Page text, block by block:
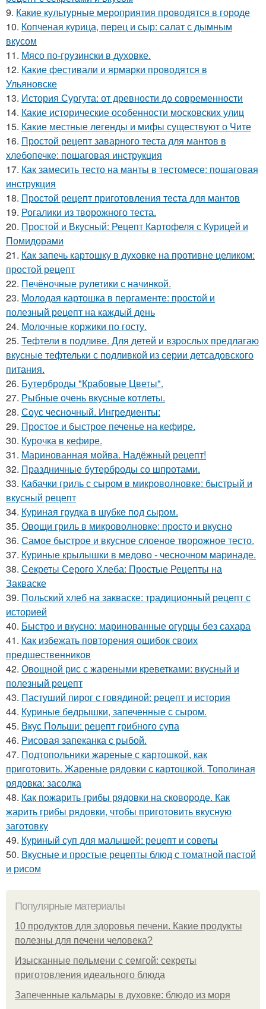
9. Какие культурные мероприятия проводятся в городе
10. Копченая курица, перец и сыр: салат с дымным
вкусом
11. Мясо по-грузински в духовке.
12. Какие фестивали и ярмарки проводятся в
Ульяновске
13. История Сургута: от древности до современности
14. Какие исторические особенности московских улиц
15. Какие местные легенды и мифы существуют о Чите
16. Простой рецепт заварного теста для мантов в
хлебопечке: пошаговая инструкция
17. Как замесить тесто на манты в тестомесе: пошаговая
инструкция
18. Простой рецепт приготовления теста для мантов
19. Рогалики из творожного теста.
20. Простой и Вкусный: Рецепт Картофеля с Курицей и
Помидорами
21. Как запечь картошку в духовке на противне целиком:
простой рецепт
22. Печёночные рулетики с начинкой.
23. Молодая картошка в пергаменте: простой и
полезный рецепт на каждый день
24. Молочные коржики по госту.
25. Тефтели в подливе. Для детей и взрослых предлагаю
вкусные тефтельки с подливкой из серии детсадовского
питания.
26. Бутерброды "Крабовые Цветы".
27. Рыбные очень вкусные котлеты.
28. Соус чесночный. Ингредиенты:
29. Простое и быстрое печенье на кефире.
30. Курочка в кефире.
31. Маринованная мойва. Надёжный рецепт!
32. Праздничные бутерброды со шпротами.
33. Кабачки гриль с сыром в микроволновке: быстрый и
вкусный рецепт
34. Куриная грудка в шубке под сыром.
35. Овощи гриль в микроволновке: просто и вкусно
36. Самое быстрое и вкусное слоеное творожное тесто.
37. Куриные крылышки в медово - чесночном маринаде.
38. Секреты Серого Хлеба: Простые Рецепты на
Закваске
39. Польский хлеб на закваске: традиционный рецепт с
историей
40. Быстро и вкусно: маринованные огурцы без сахара
41. Как избежать повторения ошибок своих
предшественников
42. Овощной рис с жареными креветками: вкусный и
полезный рецепт
43. Пастуший пирог с говядиной: рецепт и история
44. Куриные бедрышки, запеченные с сыром.
45. Вкус Польши: рецепт грибного супа
46. Рисовая запеканка с рыбой.
47. Подтопольники жареные с картошкой, как
приготовить. Жареные рядовки с картошкой. Тополиная
рядовка: засолка
48. Как пожарить грибы рядовки на сковороде. Как
жарить грибы рядовки, чтобы приготовить вкусную
заготовку
49. Куриный суп для малышей: рецепт и советы
50. Вкусные и простые рецепты блюд с томатной пастой
и рисом
Популярные материалы
10 продуктов для здоровья печени. Какие продукты
полезны для печени человека?
Изысканные пельмени с семгой: секреты
приготовления идеального блюда
Запеченные кальмары в духовке: блюдо из моря